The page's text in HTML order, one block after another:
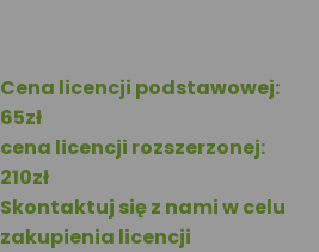
Cena licencji podstawowej:
65zł
cena licencji rozszerzonej:
210zł
Skontaktuj się z nami w celu
zakupienia licencji